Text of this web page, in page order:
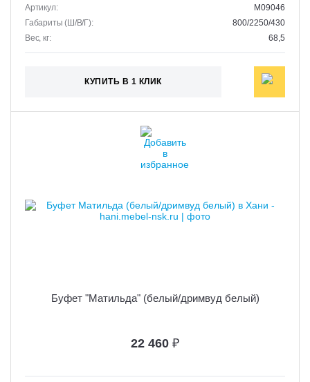
Артикул:
M09046
Габариты (Ш/В/Г):
800/2250/430
Вес, кг:
68,5
КУПИТЬ В 1 КЛИК
Буфет "Матильда" (белый/дримвуд белый)
22 460 ₽